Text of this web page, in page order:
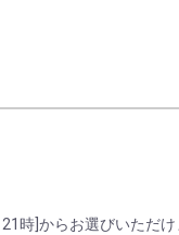
時]からお選びいただけ